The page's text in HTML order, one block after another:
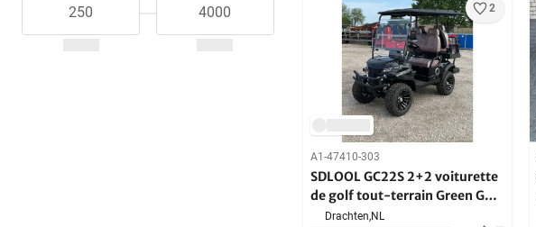
2
A1-47410-303
SDLOOL GC22S 2+2 voiturette
de golf tout-terrain Green Golf
CartDrachten,NL